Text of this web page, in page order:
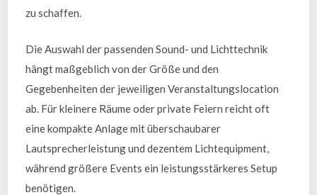
zu schaffen.
Die Auswahl der passenden Sound- und Lichttechnik
hängt maßgeblich von der Größe und den
Gegebenheiten der jeweiligen Veranstaltungslocation
ab. Für kleinere Räume oder private Feiern reicht oft
eine kompakte Anlage mit überschaubarer
Lautsprecherleistung und dezentem Lichtequipment,
während größere Events ein leistungsstärkeres Setup
benötigen.